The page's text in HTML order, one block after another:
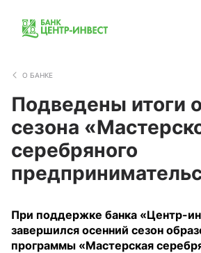
О БАНКЕ
Подведены итоги
сезона
серебряного
При поддержке банка «Центр-
завершился осенний сезон
программы «Мастерская